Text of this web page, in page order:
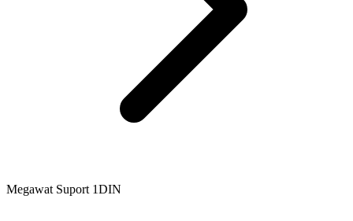
Megawat Suport 1DIN